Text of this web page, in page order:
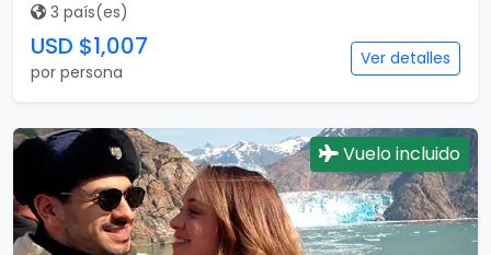
3 país(es)
USD $1,007
por persona
Ver detalles
Vuelo incluido